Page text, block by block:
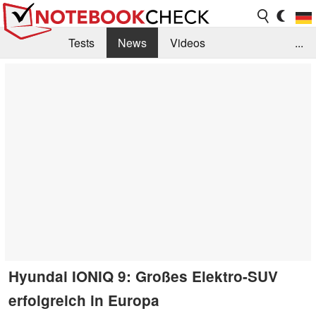
Tests News
Videos
...
Hyundai IONIQ 9: Großes Elektro-SUV
erfolgreich in Europa